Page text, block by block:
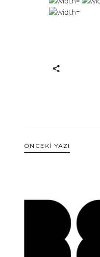
ÖNCEKİ YAZI